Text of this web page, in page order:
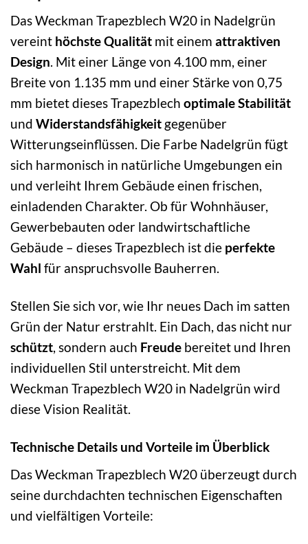
Das Weckman Trapezblech W20 in Nadelgrün
vereint höchste Qualität mit einem attraktiven
Design. Mit einer Länge von 4.100 mm, einer
Breite von 1.135 mm und einer Stärke von 0,75
mm bietet dieses Trapezblech optimale Stabilität
und Widerstandsfähigkeit gegenüber
Witterungseinflüssen. Die Farbe Nadelgrün fügt
sich harmonisch in natürliche Umgebungen ein
und verleiht Ihrem Gebäude einen frischen,
einladenden Charakter. Ob für Wohnhäuser,
Gewerbebauten oder landwirtschaftliche
Gebäude – dieses Trapezblech ist die perfekte
Wahl für anspruchsvolle Bauherren.
Stellen Sie sich vor, wie Ihr neues Dach im satten
Grün der Natur erstrahlt. Ein Dach, das nicht nur
schützt, sondern auch Freude bereitet und Ihren
individuellen Stil unterstreicht. Mit dem
Weckman Trapezblech W20 in Nadelgrün wird
diese Vision Realität.
Technische Details und Vorteile im Überblick
Das Weckman Trapezblech W20 überzeugt durch
seine durchdachten technischen Eigenschaften
und vielfältigen Vorteile: